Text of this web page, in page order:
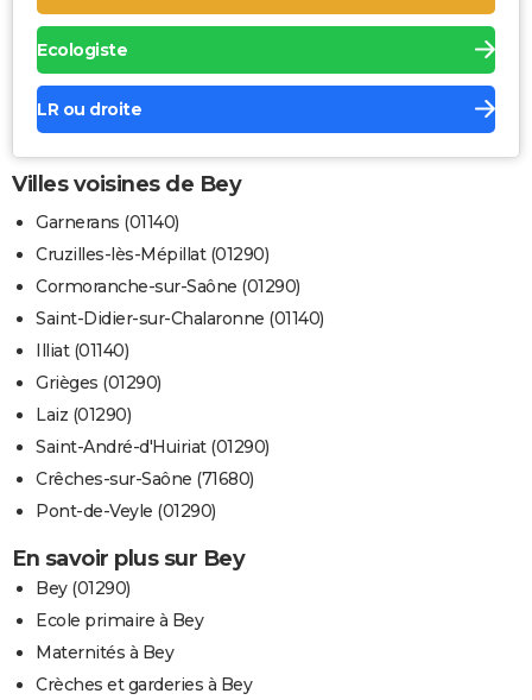
Ecologiste
LR ou droite
Villes voisines de Bey
Garnerans (01140)
Cruzilles-lès-Mépillat (01290)
Cormoranche-sur-Saône (01290)
Saint-Didier-sur-Chalaronne (01140)
Illiat (01140)
Grièges (01290)
Laiz (01290)
Saint-André-d'Huiriat (01290)
Crêches-sur-Saône (71680)
Pont-de-Veyle (01290)
En savoir plus sur Bey
Bey (01290)
Ecole primaire à Bey
Maternités à Bey
Crèches et garderies à Bey